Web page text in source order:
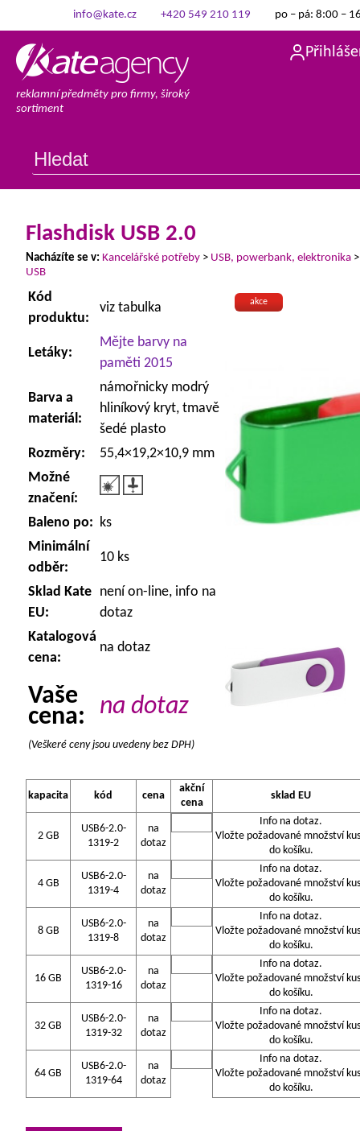
info@kate.cz +420 549 210 119 po – pá: 8:00 –
reklamní předměty pro firmy, široký
sortiment
Flashdisk USB 2.0
Nacházíte se v: Kancelářské potřeby > USB, powerbank, elektronika
USB
akce
Kód
produktu:
viz tabulka
Letáky:
Mějte barvy na
paměti 2015
Barva a
materiál:
námořnicky modrý
hliníkový kryt, tmavě
šedé plasto
Rozměry:
55,4×19,2×10,9 mm
Možné
značení:
Baleno po: ks
Minimální
odběr:
10 ks
Sklad Kate
EU:
není on-line, info na
dotaz
Katalogová
cena:
na dotaz
Vaše
cena:
na dotaz
(Veškeré ceny jsou uvedeny bez DPH)
kapacita kód cena
akční
cena
sklad EU
2 GB
USB6-2.0-
1319-2
na
dotaz
Info na dotaz.
Vložte požadované množství
do košíku.
4 GB
USB6-2.0-
1319-4
na
dotaz
Info na dotaz.
Vložte požadované množství
do košíku.
8 GB
USB6-2.0-
1319-8
na
dotaz
Info na dotaz.
Vložte požadované množství
do košíku.
16 GB
USB6-2.0-
1319-16
na
dotaz
Info na dotaz.
Vložte požadované množství
do košíku.
32 GB
USB6-2.0-
1319-32
na
dotaz
Info na dotaz.
Vložte požadované množství
do košíku.
64 GB
USB6-2.0-
1319-64
na
dotaz
Info na dotaz.
Vložte požadované množství
do košíku.